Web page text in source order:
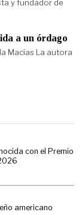
y fundador de
a un órdago
Macías La autora
con el Premio
americano